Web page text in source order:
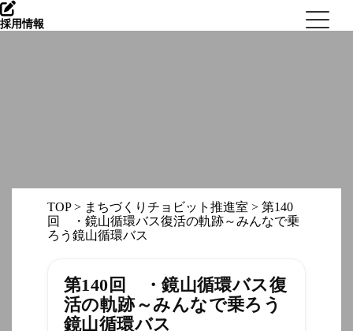
採用情報
TOP> まちづくりチョビット推進室 > 第140
回 ・鏡山循環バス復活の軌跡～みんなで乗
ろう鏡山循環バス
第140回 ・鏡山循環バス復
活の軌跡～みんなで乗ろう
鏡山循環バス